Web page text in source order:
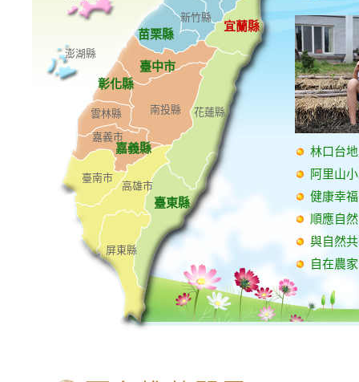
澎湖縣
新竹縣
宜蘭縣
苗栗縣
臺中市
彰化縣
雲林縣 南投縣 花蓮縣
嘉義市
嘉義縣
臺南市
高雄市
臺東縣
屏東縣
林口台
阿里山
健康幸
順應自
與自然
自在農